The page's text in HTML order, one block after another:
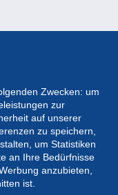
Zwecken: um
zur
auf unserer
zu speichern,
um Statistiken
an Ihre Bedürfnisse
anzubieten,
ist.